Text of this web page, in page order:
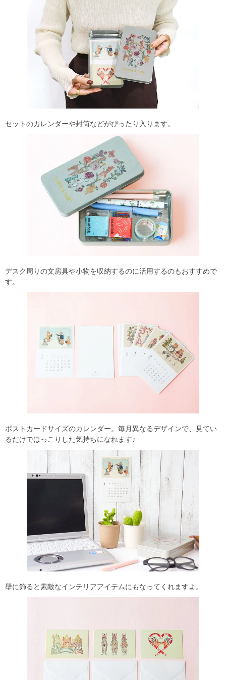
セットのカレンダーや封筒などがぴったり入ります。
デスク周りの文房具や小物を収納するのに活用するのもおすすめで
す。
ポストカードサイズのカレンダー。毎月異なるデザインで、見てい
るだけでほっこりした気持ちになれます♪
壁に飾ると素敵なインテリアアイテムにもなってくれますよ。